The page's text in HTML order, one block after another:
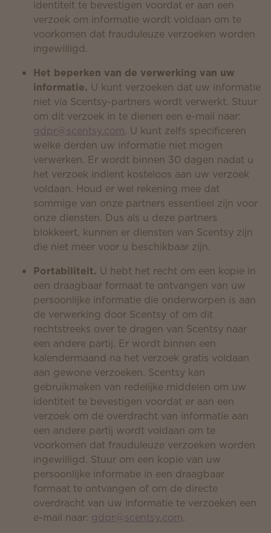
identiteit te bevestigen voordat er aan een
verzoek om informatie wordt voldaan om te
voorkomen dat frauduleuze verzoeken worden
ingewilligd.
Het beperken van de verwerking van uw
informatie. U kunt verzoeken dat uw informatie
niet via Scentsy-partners wordt verwerkt. Stuur
om dit verzoek in te dienen een e-mail naar:
gdpr@scentsy.com. U kunt zelfs specificeren
welke derden uw informatie niet mogen
verwerken. Er wordt binnen 30 dagen nadat u
het verzoek indient kosteloos aan uw verzoek
voldaan. Houd er wel rekening mee dat
sommige van onze partners essentieel zijn voor
onze diensten. Dus als u deze partners
blokkeert, kunnen er diensten van Scentsy zijn
die niet meer voor u beschikbaar zijn.
Portabiliteit. U hebt het recht om een kopie in
een draagbaar formaat te ontvangen van uw
persoonlijke informatie die onderworpen is aan
de verwerking door Scentsy of om dit
rechtstreeks over te dragen van Scentsy naar
een andere partij. Er wordt binnen een
kalendermaand na het verzoek gratis voldaan
aan gewone verzoeken. Scentsy kan
gebruikmaken van redelijke middelen om uw
identiteit te bevestigen voordat er aan een
verzoek om de overdracht van informatie aan
een andere partij wordt voldaan om te
voorkomen dat frauduleuze verzoeken worden
ingewilligd. Stuur om een kopie van uw
persoonlijke informatie in een draagbaar
formaat te ontvangen of om de directe
overdracht van uw informatie te verzoeken een
e-mail naar: gdpr@scentsy.com.